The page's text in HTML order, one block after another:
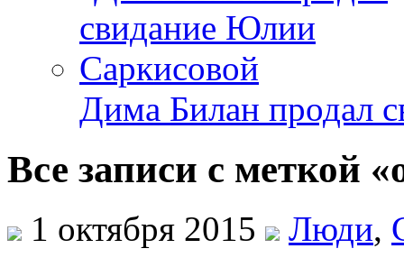
Дима Билан продал
Все записи с меткой
1 октября 2015 Люди,